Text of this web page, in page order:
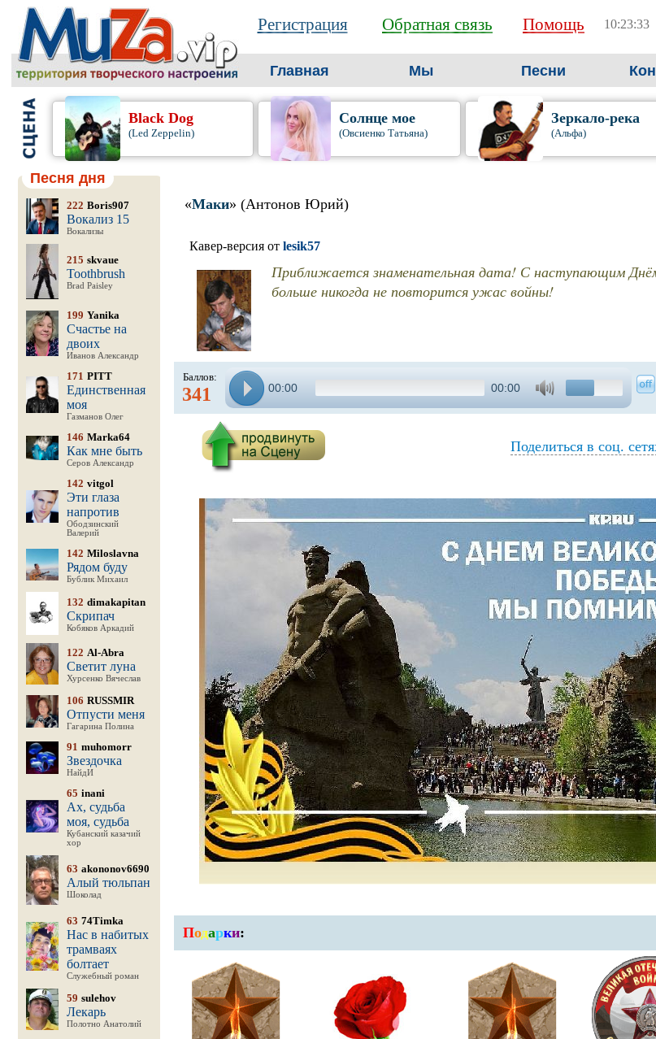
Регистрация Обратная связь Помощь 10:23:34
Главная Мы Песни
Black Dog
(Led Zeppelin)
Солнце мое
(Овсиенко Татьяна)
Зеркало-река
(Альфа)
Песня дня
222 Boris907
Вокализ 15
Вокализы
215 skvaue
Toothbrush
Brad Paisley
199 Yanika
Счастье на
двоих
Иванов Александр
171 PITT
Единственная
моя
Газманов Олег
146 Marka64
Как мне быть
Серов Александр
142 vitgol
Эти глаза
напротив
Ободзинский
Валерий
142 Miloslavna
Рядом буду
Бублик Михаил
132 dimakapitan
Скрипач
Кобяков Аркадий
122 Al-Abra
Светит луна
Хурсенко Вячеслав
106 RUSSMIR
Отпусти меня
Гагарина Полина
91 muhomorr
Звездочка
НайдИ
65 inani
Ах, судьба
моя, судьба
Кубанский казачий
хор
63 akononov6690
Алый тюльпан
Шоколад
63 74Timka
Нас в набитых
трамваях
болтает
Служебный роман
59 sulehov
Лекарь
Полотно Анатолий
«Маки» (Антонов Юрий)
Кавер-версия от lesik57
Приближается знаменательная дата! С наступающим
больше никогда не повторится ужас войны!
Баллов:
341 00:00 00:00
Поделиться в соц.
Подарки: